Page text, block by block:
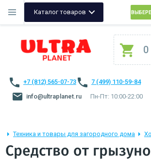
Каталог товаров
+7 (812) 565-07-73
7 (499) 110-59-84
info@ultraplanet.ru
Пн-Пт: 10:00-22:00
Техника и товары для загородного дома
Средство от